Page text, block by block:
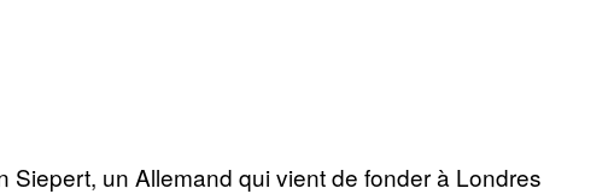
Siepert, un Allemand qui vient de fonder à Londres